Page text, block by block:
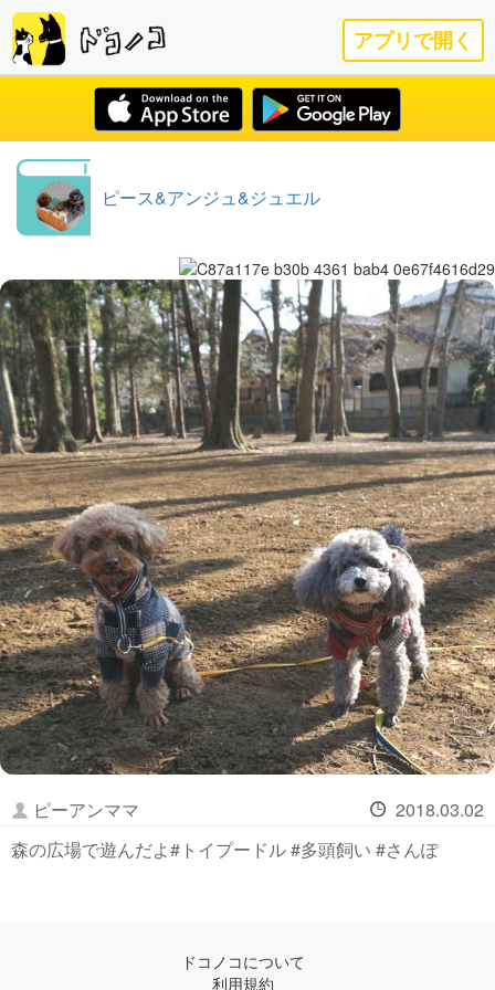
アプリで開く
ピース&アンジュ&ジュエル
ピーアンママ
2018.03.02
森の広場で遊んだよ#トイプードル #多頭飼い #さんぽ
ドコノコについて
利用規約